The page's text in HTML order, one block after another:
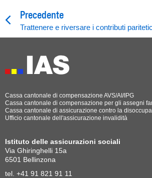
Precedente
Trattenere e riversare i contributi
Cassa cantonale di compensazione AVS/AI/IPG
Cassa cantonale di compensazione per gli assegni
Cassa cantonale di assicurazione contro la
Ufficio cantonale dell'assicurazione invalidità
Istituto delle assicurazioni sociali
Via Ghiringhelli 15a
6501 Bellinzona
tel. +41 91 821 91 11